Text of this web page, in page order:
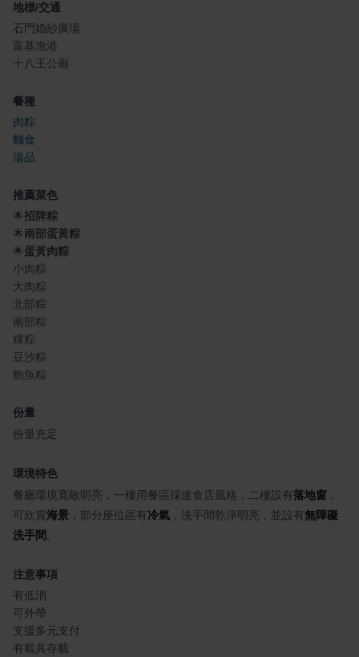
地標/交通
石門婚紗廣場
富基漁港
十八王公廟
餐種
肉粽
麵食
湯品
推薦菜色
🌟招牌粽
🌟南部蛋黃粽
🌟蛋黃肉粽
小肉粽
大肉粽
北部粽
南部粽
粿粽
豆沙粽
鮑魚粽
份量
份量充足
環境特色
餐廳環境寬敞明亮，一樓用餐區採速食店風格，二樓設有落地窗 ，
可欣賞海景 ，部分座位區有 冷氣 ，洗手間乾淨明亮，並設有無障礙
洗手間
注意事項
有低消
可外帶
支援多元支付
有載具存載